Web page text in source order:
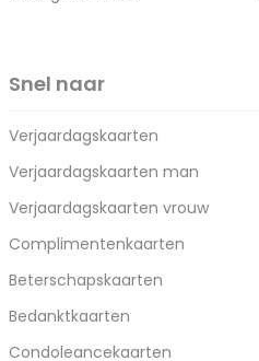
Snel naar
Verjaardagskaarten
Verjaardagskaarten man
Verjaardagskaarten vrouw
Complimentenkaarten
Beterschapskaarten
Bedanktkaarten
Condoleancekaarten